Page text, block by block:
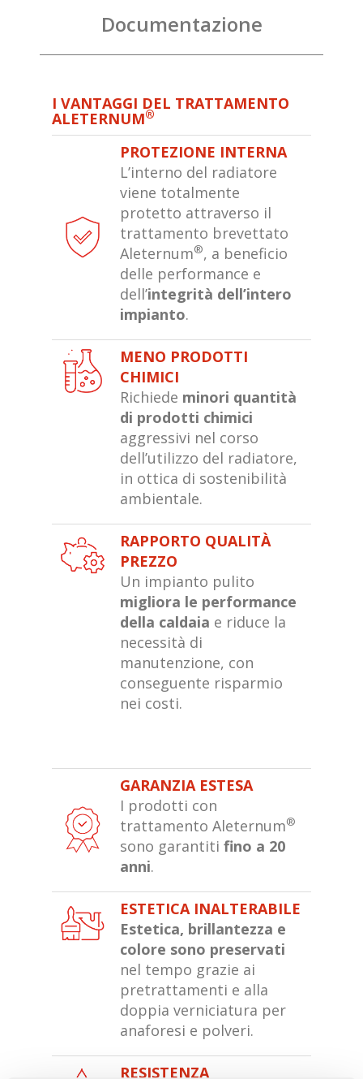
Documentazione
I VANTAGGI DEL TRATTAMENTO
ALETERNUM®
PROTEZIONE INTERNA
L’interno del radiatore
viene totalmente
protetto attraverso il
trattamento brevettato
Aleternum®, a beneficio
delle performance e
dell’integrità dell’intero
impianto.
MENO PRODOTTI
CHIMICI
Richiede minori quantità
di prodotti chimici
aggressivi nel corso
dell’utilizzo del radiatore,
in ottica di sostenibilità
ambientale.
RAPPORTO QUALITÀ
PREZZO
Un impianto pulito
migliora le performance
della caldaia e riduce la
necessità di
manutenzione, con
conseguente risparmio
nei costi.
GARANZIA ESTESA
I prodotti con
trattamento Aleternum®
sono garantiti fino a 20
anni.
ESTETICA INALTERABILE
Estetica, brillantezza e
colore sono preservati
nel tempo grazie ai
pretrattamenti e alla
doppia verniciatura per
anaforesi e polveri.
RESISTENZA